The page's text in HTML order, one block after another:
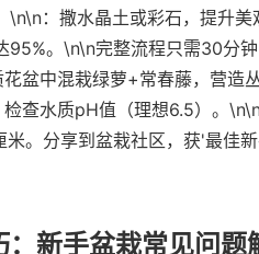
：撒水晶土或彩石，提升
95%。\n\n完整流程只需30分
盆中混栽绿萝+常春藤，营造
查水质pH值（理想6.5）。
。分享到盆栽社区，获'最佳
新手盆栽常见问题